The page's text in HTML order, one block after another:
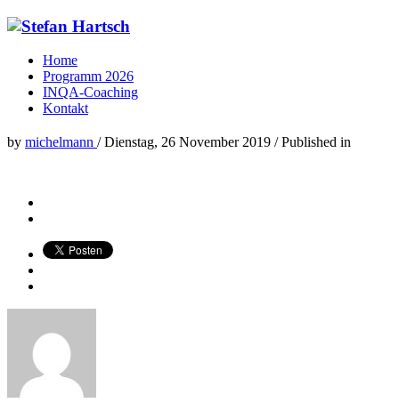
Home
Programm 2026
INQA-Coaching
Kontakt
by michelmann /Dienstag, 26 November 2019 /Published in